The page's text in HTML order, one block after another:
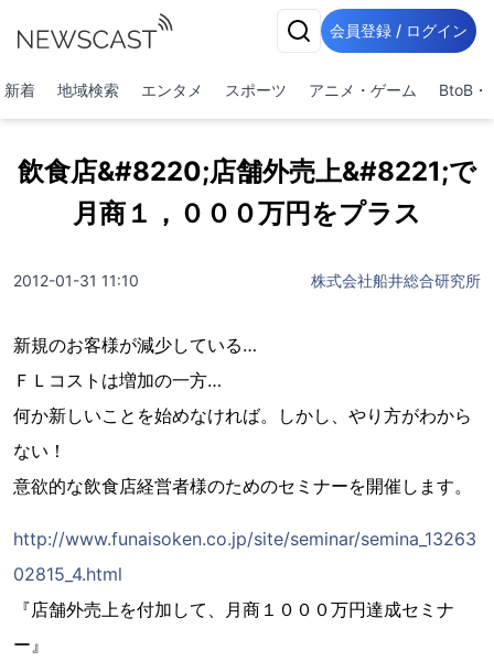
会員登録 / ログイン
新着 地域検索 エンタメ スポーツ アニメ・ゲーム BtoB・
飲食店&#8220;店舗外売上&#8221;で
月商１，０００万円をプラス
2012-01-31 11:10 株式会社船井総合研究所
新規のお客様が減少している…
ＦＬコストは増加の一方…
何か新しいことを始めなければ。しかし、やり方がわから
ない！
意欲的な飲食店経営者様のためのセミナーを開催します。
http://www.funaisoken.co.jp/site/seminar/semina_13263
02815_4.html
『店舗外売上を付加して、月商１０００万円達成セミナ
ー』